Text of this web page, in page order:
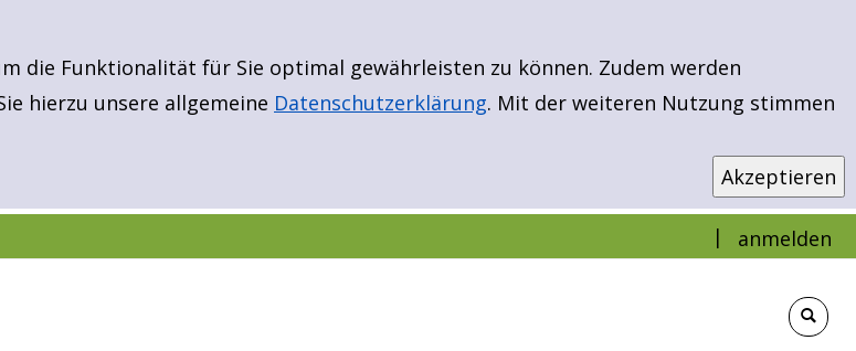
die Funktionalität für Sie optimal gewährleisten zu können. Zudem werden
hierzu unsere allgemeine Datenschutzerklärung. Mit der weiteren Nutzung stimmen
| anmelden